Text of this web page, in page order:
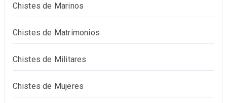
Chistes de Marinos
Chistes de Matrimonios
Chistes de Militares
Chistes de Mujeres